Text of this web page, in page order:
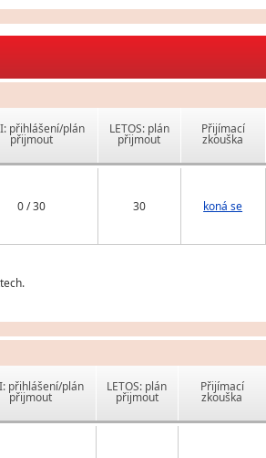
přihlášení/plán
přijmout
LETOS: plán
přijmout
Přijímací
zkouška
0 / 30 30 koná se
přihlášení/plán
přijmout
LETOS: plán
přijmout
Přijímací
zkouška